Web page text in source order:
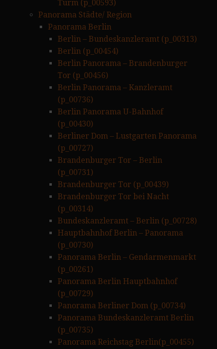
Turm (p_00593)
Panorama Städte/ Region
Panorama Berlin
Berlin – Bundeskanzleramt (p_00313)
Berlin (p_00454)
Berlin Panorama – Brandenburger
Tor (p_00456)
Berlin Panorama – Kanzleramt
(p_00736)
Berlin Panorama U-Bahnhof
(p_00430)
Berliner Dom – Lustgarten Panorama
(p_00727)
Brandenburger Tor – Berlin
(p_00731)
Brandenburger Tor (p_00439)
Brandenburger Tor bei Nacht
(p_00314)
Bundeskanzleramt – Berlin (p_00728)
Hauptbahnhof Berlin – Panorama
(p_00730)
Panorama Berlin – Gendarmenmarkt
(p_00261)
Panorama Berlin Hauptbahnhof
(p_00729)
Panorama Berliner Dom (p_00734)
Panorama Bundeskanzleramt Berlin
(p_00735)
Panorama Reichstag Berlin(p_00455)